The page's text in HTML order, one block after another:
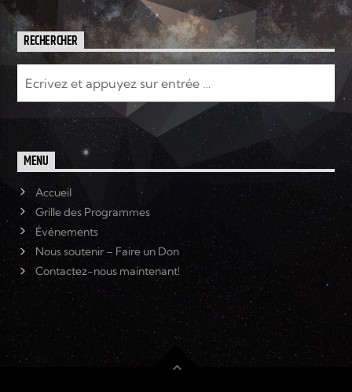
RECHERCHER
MENU
Accueil
Grille des Programmes
Événements
Nous soutenir – Faire un Don
Contactez-nous maintenant!